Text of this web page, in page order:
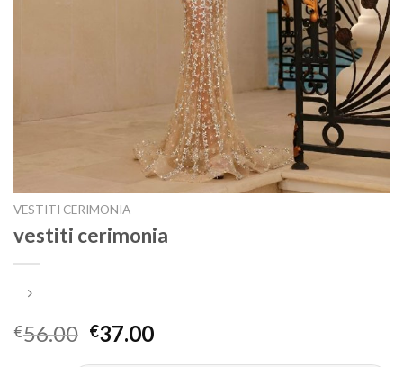
VESTITI CERIMONIA
vestiti cerimonia
€56.00 €37.00